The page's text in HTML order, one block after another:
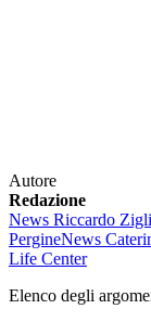
Autore
Redazione
News Riccardo
PergineNews
Life Center
Elenco degli